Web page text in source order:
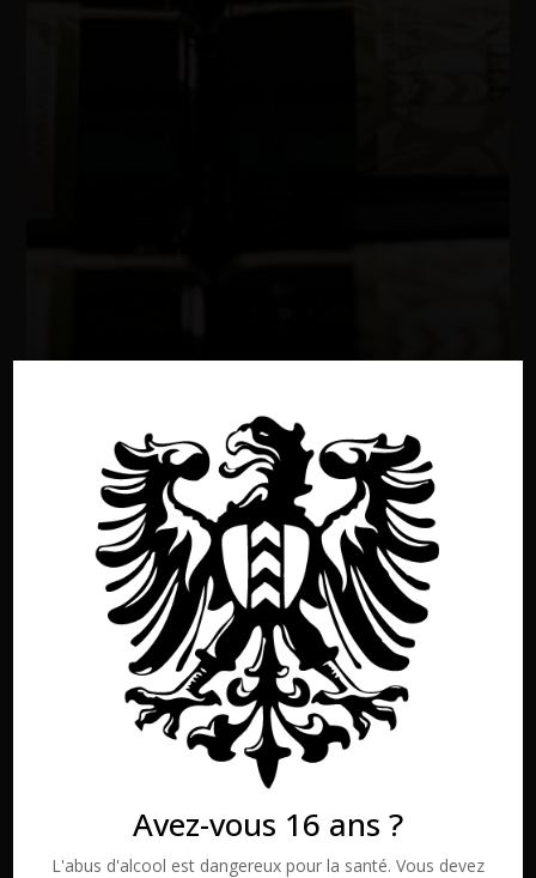
Avez-vous 16 ans ?
L'abus d'alcool est dangereux pour la santé. Vous devez
Retour à la boutique